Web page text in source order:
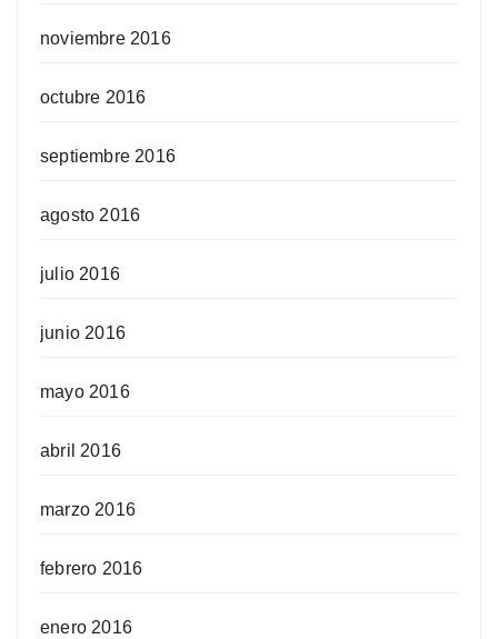
noviembre 2016
octubre 2016
septiembre 2016
agosto 2016
julio 2016
junio 2016
mayo 2016
abril 2016
marzo 2016
febrero 2016
enero 2016